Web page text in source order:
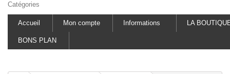
Catégories
Accueil Mon compte Informations LA
BONS PLAN